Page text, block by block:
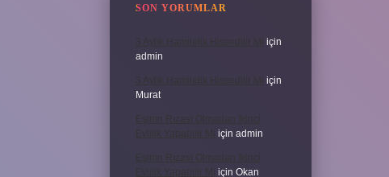
SON YORUMLAR
3 Aylık Hamilelik Hissedilir Mi
için
admin
3 Aylık Hamilelik Hissedilir Mi için
Murat
Eşinin Rızası Olmadan Ikinci
Evlilik Yapabilir Mi için admin
Eşinin Rızası Olmadan Ikinci
Evlilik Yapabilir Mi için Okan